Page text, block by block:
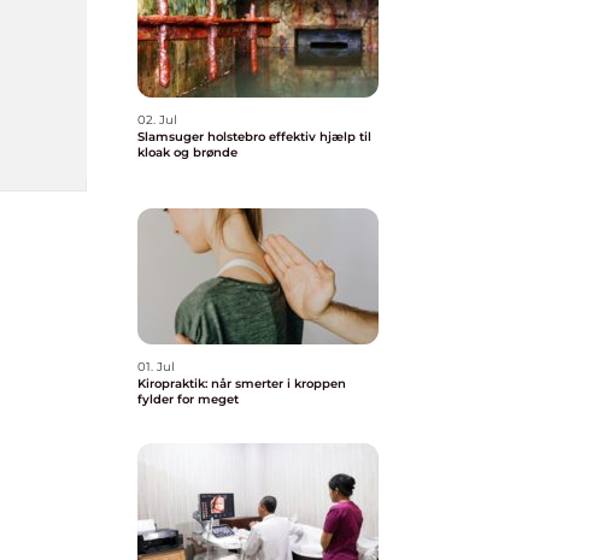
02. Jul
Slamsuger holstebro effektiv hjælp til
kloak og brønde
01. Jul
Kiropraktik: når smerter i kroppen
fylder for meget